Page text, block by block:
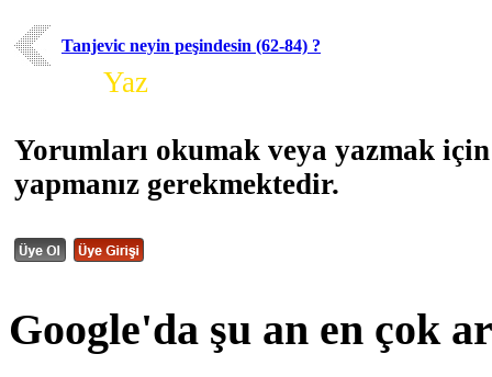
Tanjevic neyin peşindesin (62-84) ?
Yaz
Yorumları okumak veya yazmak
yapmanız gerekmektedir.
Google'da şu an en çok